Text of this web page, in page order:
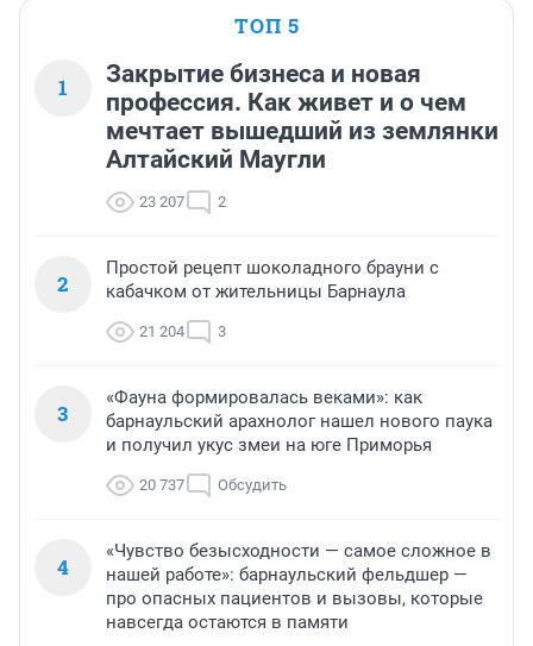
ТОП 5
1
Закрытие бизнеса и новая
профессия. Как живет и о чем
мечтает вышедший из землянки
Алтайский Маугли
23 207 2
2
Простой рецепт шоколадного брауни с
кабачком от жительницы Барнаула
21 204 3
3
«Фауна формировалась веками»: как
барнаульский арахнолог нашел нового паука
и получил укус змеи на юге Приморья
20 737 Обсудить
4
«Чувство безысходности — самое сложное в
нашей работе»: барнаульский фельдшер —
про опасных пациентов и вызовы, которые
навсегда остаются в памяти